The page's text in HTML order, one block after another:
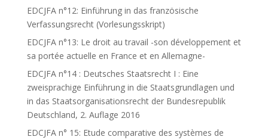
EDCJFA n°12: Einführung in das französische
Verfassungsrecht (Vorlesungsskript)
EDCJFA n°13: Le droit au travail -son développement et
sa portée actuelle en France et en Allemagne-
EDCJFA n°14 : Deutsches Staatsrecht I : Eine
zweisprachige Einführung in die Staatsgrundlagen und
in das Staatsorganisationsrecht der Bundesrepublik
Deutschland, 2. Auflage 2016
EDCJFA n° 15: Etude comparative des systèmes de